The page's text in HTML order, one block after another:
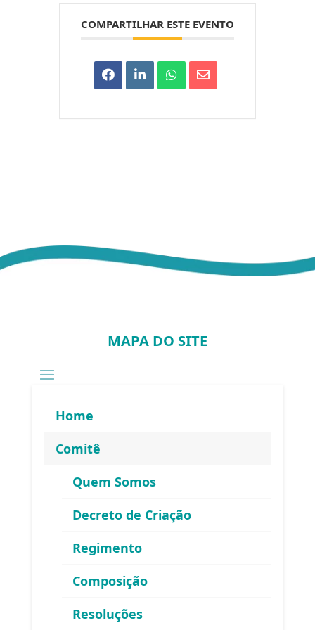
COMPARTILHAR ESTE EVENTO
MAPA DO SITE
Home
Comitê
Quem Somos
Decreto de Criação
Regimento
Composição
Resoluções